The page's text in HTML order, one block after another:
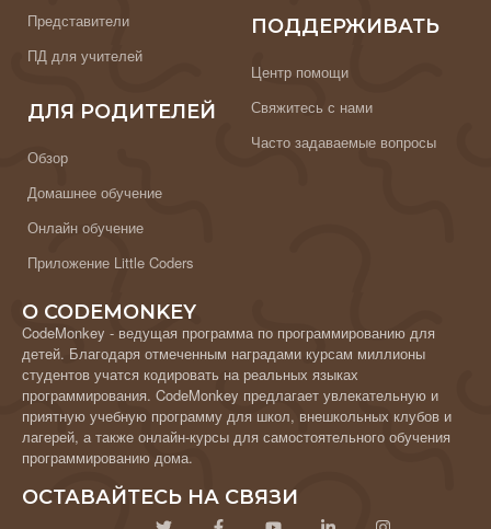
Представители
ПД для учителей
ДЛЯ РОДИТЕЛЕЙ
Обзор
Домашнее обучение
Онлайн обучение
Приложение Little Coders
ПОДДЕРЖИВАТЬ
Центр помощи
Свяжитесь с нами
Часто задаваемые вопросы
О CODEMONKEY
CodeMonkey - ведущая программа по программированию для
детей. Благодаря отмеченным наградами курсам миллионы
студентов учатся кодировать на реальных языках
программирования. CodeMonkey предлагает увлекательную и
приятную учебную программу для школ, внешкольных клубов и
лагерей, а также онлайн-курсы для самостоятельного обучения
программированию дома.
ОСТАВАЙТЕСЬ НА СВЯЗИ